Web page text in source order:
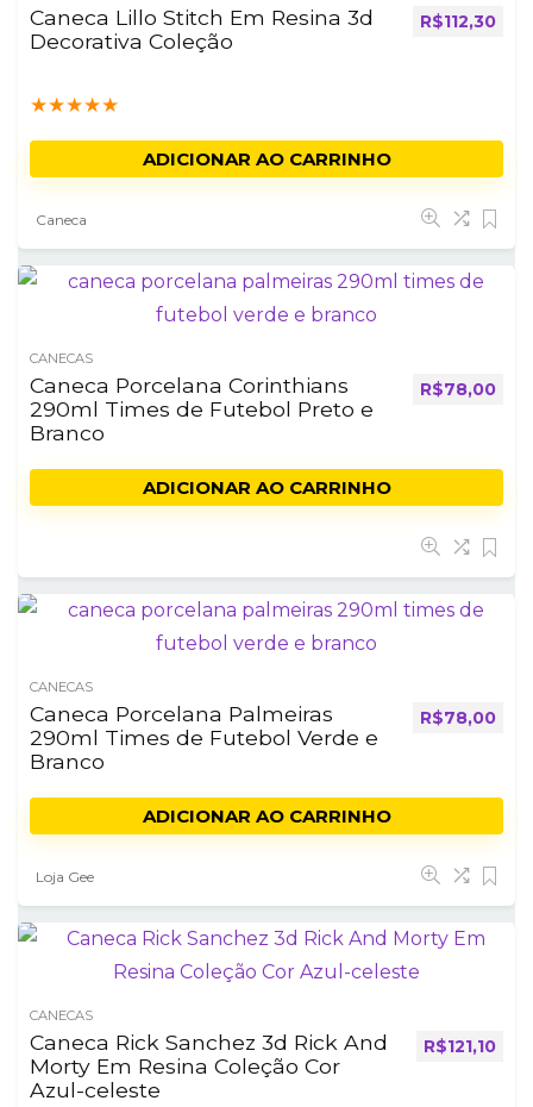
Caneca Lillo Stitch Em Resina 3d
Decorativa Coleção
★★★★★
R$112,30
ADICIONAR AO CARRINHO
Caneca
CANECAS
Caneca Porcelana Corinthians
290ml Times de Futebol Preto e
Branco
R$78,00
ADICIONAR AO CARRINHO
CANECAS
Caneca Porcelana Palmeiras
290ml Times de Futebol Verde e
Branco
R$78,00
ADICIONAR AO CARRINHO
Loja Gee
CANECAS
Caneca Rick Sanchez 3d Rick And
Morty Em Resina Coleção Cor
Azul-celeste
R$121,10